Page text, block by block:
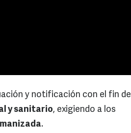
y notificación con el fin de
y sanitario, exigiendo a los
.